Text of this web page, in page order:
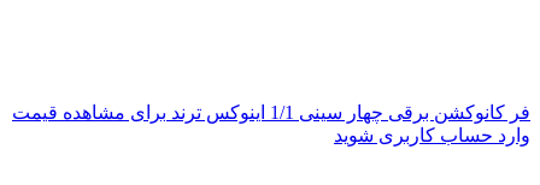
فر کانوکشن برقی چهار سینی 1/1 اینوکس ترند
برای مشاهده قیمت
وارد حساب کاربری شوید